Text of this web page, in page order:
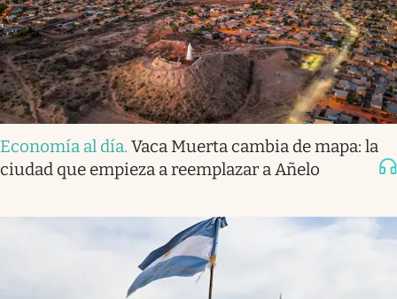
Economía al día. Vaca Muerta cambia de mapa: la
ciudad que empieza a reemplazar a Añelo